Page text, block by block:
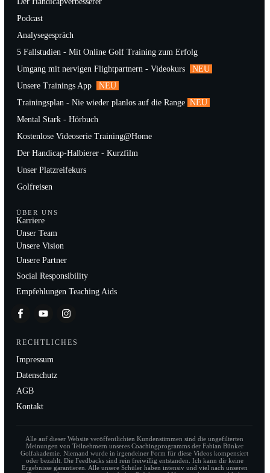
Podcast
Analysegespräch
5 Fallstudien - Mit Online Golf Training zum Erfolg
Umgang mit nervigen Flightpartnern - Videokurs
NEU
Unsere Trainings App
NEU
Trainingsplan - Nie wieder planlos auf die Range NEU
Mental Stark - Hörbuch
Kostenlose Videoserie Training@Home
Der Handicap-Halbierer - Kurzfilm
Unser Platzreifekurs
Golfreisen
ÜBER UNS
Karriere
Unser Team
Unsere Vision
Unsere Partner
Social Responsibility
Empfehlungen Teaching Aids
RECHTLICHES
Impressum
Datenschutz
AGB
Kontakt
Alle auf dieser Website veröffentlichten Kundenstimmen sind die ungefilterten
Meinungen von Teilnehmern unseres Coachingprogramms der Fabian Bünker
Golfakademie. Niemand wurde in irgendeiner Form für diese Videos kompensiert
oder bezahlt. Die Feedbacks sind rein freiwillig entstanden. Ich kann dir keine
Ergebnisse garantieren. Alle unsere Schüler haben intensiv und viel nach unseren